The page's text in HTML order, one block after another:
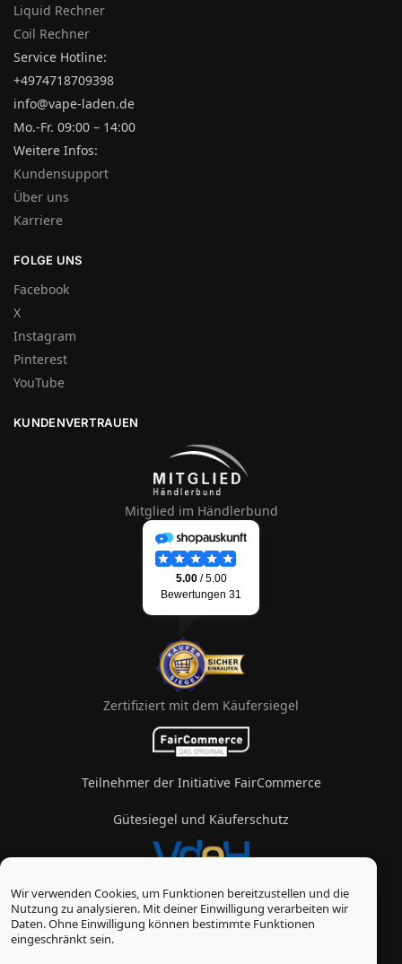
Wir verwenden Cookies, um Funktionen bereitzustellen und die
Nutzung zu analysieren. Mit deiner Einwilligung verarbeiten wir
Daten. Ohne Einwilligung können bestimmte Funktionen
eingeschränkt sein.
Liquid Rechner
Coil Rechner
Service Hotline:
+4974718709398
info@vape-laden.de
Mo.-Fr. 09:00 – 14:00
Weitere Infos:
Kundensupport
Über uns
Karriere
FOLGE UNS
Facebook
X
Instagram
Pinterest
YouTube
KUNDENVERTRAUEN
Mitglied im Händlerbund
Zertifiziert mit dem Käufersiegel
Teilnehmer der Initiative FairCommerce
Gütesiegel und Käuferschutz
Mitglied im Verband des eZigarettenhandels
© Vape-Laden 2026